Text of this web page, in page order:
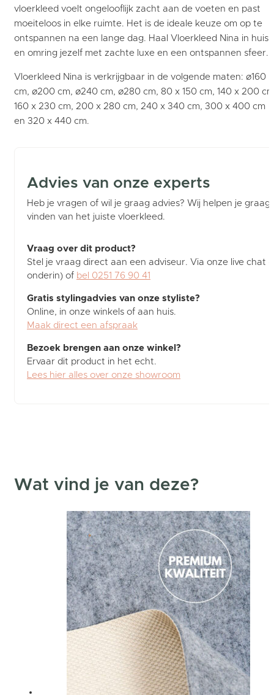
vloerkleed voelt ongelooflijk zacht aan de voeten en past
moeiteloos in elke ruimte. Het is de ideale keuze om op te
ontspannen na een lange dag. Haal Vloerkleed Nina in huis
en omring jezelf met zachte luxe en een ontspannen sfeer.
Vloerkleed Nina is verkrijgbaar in de volgende maten: ø160
cm, ø200 cm, ø240 cm, ø280 cm, 80 x 150 cm, 140 x 200
160 x 230 cm, 200 x 280 cm, 240 x 340 cm, 300 x 400 cm
en 320 x 440 cm.
Advies van onze experts
Heb je vragen of wil je graag advies? Wij helpen je graag
vinden van het juiste vloerkleed.
Vraag over dit product?
Stel je vraag direct aan een adviseur. Via onze live chat
onderin) of bel 0251 76 90 41
Gratis stylingadvies van onze styliste?
Online, in onze winkels of aan huis.
Maak direct een afspraak
Bezoek brengen aan onze winkel?
Ervaar dit product in het echt.
Lees hier alles over onze showroom
Wat vind je van deze?